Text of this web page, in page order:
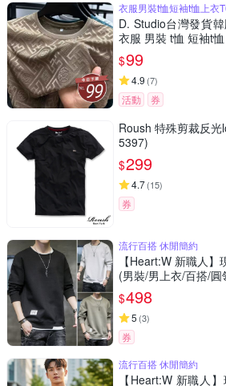
衣服男裝t恤短袖t恤上衣
D. Studio台灣發貨
衣服 男裝 t恤 短袖t
$99
4.9 (7)
活動 券
Roush 特殊剪裁反
5397)
$299
4.7(15)
券
流行百搭 休閒簡約
【Heart:W 新職人
(男裝/男上衣/百搭/圓
$498
5 (3)
券
流行百搭 休閒簡約
【Heart:W 新職人